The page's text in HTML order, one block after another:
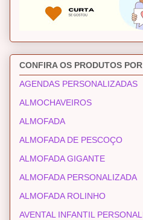
CONFIRA OS PRODUTOS
AGENDAS PERSONALIZADAS
ALMOCHAVEIROS
ALMOFADA
ALMOFADA DE PESCOÇO
ALMOFADA GIGANTE
ALMOFADA PERSONALIZADA
ALMOFADA ROLINHO
AVENTAL INFANTIL